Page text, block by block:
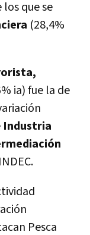
que se
(28,4%
ia) fue la de
Industria
Pesca